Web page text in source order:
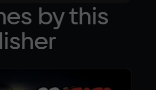
by this